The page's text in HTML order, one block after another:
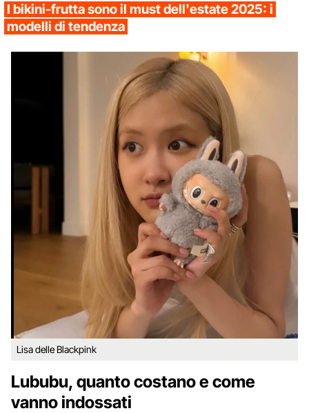
I bikini-frutta sono il must dell'estate 2025: i
modelli di tendenza
Lisa delle Blackpink
Lububu, quanto costano e come
vanno indossati